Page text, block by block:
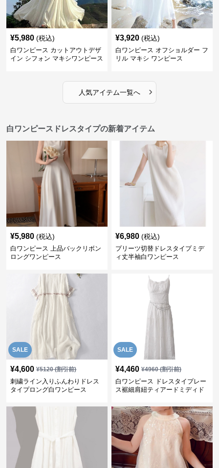
¥5,980 (税込)
白ワンピース カットアウトデザ
イン シフォン マキシワンピース
¥3,920 (税込)
白ワンピース オフショルダー フ
リル マキシ ワンピース
人気アイテム一覧へ ›
白ワンピースドレスタイプの新着アイテム
¥5,980 (税込)
白ワンピース 上品バックリボン
ロングワンピース
¥6,980 (税込)
プリーツ切替ドレスタイプミデ
ィ丈半袖白ワンピース
SALE
¥4,600 ¥5120(割引前)
刺繍ライン入りふんわりドレス
タイプロング白ワンピース
SALE
¥4,460 ¥4960(割引前)
白ワンピース ドレスタイプレー
ス裾細肩紐ティアードミディド